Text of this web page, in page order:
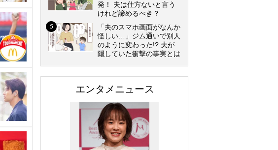
発！ 夫は仕方ないと言う
けれど諦めるべき？
「夫のスマホ画面がなんか
怪しい…」ジム通いで別人
のように変わった!? 夫が
隠していた衝撃の事実とは
エンタメニュース